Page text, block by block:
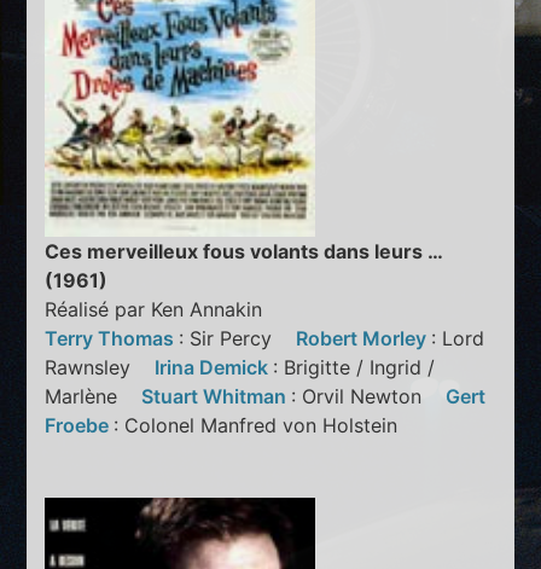
Ces merveilleux fous volants dans leurs …
(1961)
Réalisé par Ken Annakin
Terry Thomas : Sir Percy Robert Morley : Lord
Rawnsley Irina Demick : Brigitte / Ingrid /
Marlène Stuart Whitman : Orvil Newton Gert
Froebe : Colonel Manfred von Holstein